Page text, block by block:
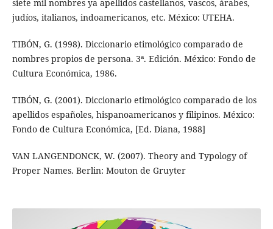
siete mil nombres ya apellidos castellanos, vascos, árabes,
judíos, italianos, indoamericanos, etc. México: UTEHA.
TIBÓN, G. (1998). Diccionario etimológico comparado de
nombres propios de persona. 3ª. Edición. México: Fondo de
Cultura Económica, 1986.
TIBÓN, G. (2001). Diccionario etimológico comparado de los
apellidos españoles, hispanoamericanos y filipinos. México:
Fondo de Cultura Económica, [Ed. Diana, 1988]
VAN LANGENDONCK, W. (2007). Theory and Typology of
Proper Names. Berlin: Mouton de Gruyter